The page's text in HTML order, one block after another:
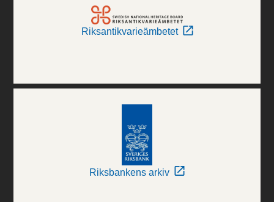
Riksantikvarieämbetet
Riksbankens arkiv